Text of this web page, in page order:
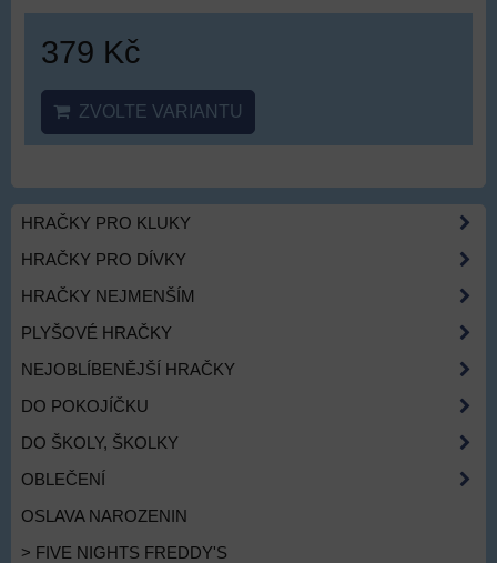
379 Kč
ZVOLTE VARIANTU
HRAČKY PRO KLUKY
HRAČKY PRO DÍVKY
HRAČKY NEJMENŠÍM
PLYŠOVÉ HRAČKY
NEJOBLÍBENĚJŠÍ HRAČKY
DO POKOJÍČKU
DO ŠKOLY, ŠKOLKY
OBLEČENÍ
OSLAVA NAROZENIN
> FIVE NIGHTS FREDDY'S